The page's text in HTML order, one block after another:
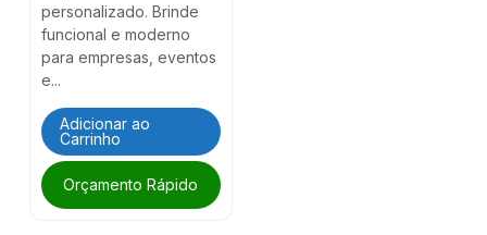
personalizado. Brinde
funcional e moderno
para empresas, eventos
e...
Adicionar ao
Carrinho
Orçamento Rápido